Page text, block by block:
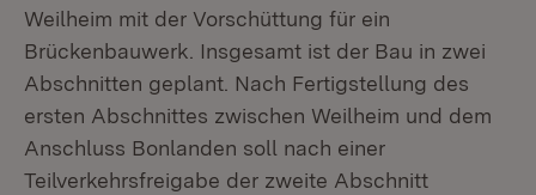
Weilheim mit der Vorschüttung für ein
Brückenbauwerk. Insgesamt ist der Bau in zwei
Abschnitten geplant. Nach Fertigstellung des
ersten Abschnittes zwischen Weilheim und dem
Anschluss Bonlanden soll nach einer
Teilverkehrsfreigabe der zweite Abschnitt